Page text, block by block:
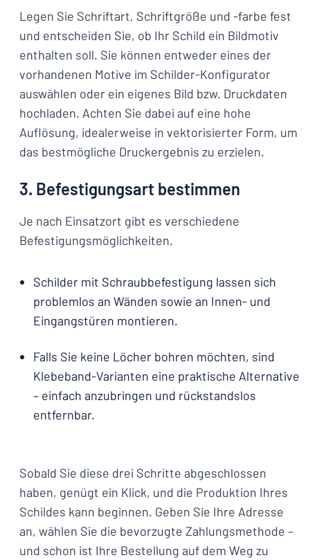
Legen Sie Schriftart, Schriftgröße und -farbe fest
und entscheiden Sie, ob Ihr Schild ein Bildmotiv
enthalten soll. Sie können entweder eines der
vorhandenen Motive im Schilder-Konfigurator
auswählen oder ein eigenes Bild bzw. Druckdaten
hochladen. Achten Sie dabei auf eine hohe
Auflösung, idealerweise in vektorisierter Form, um
das bestmögliche Druckergebnis zu erzielen.
3. Befestigungsart bestimmen
Je nach Einsatzort gibt es verschiedene
Befestigungsmöglichkeiten.
Schilder mit Schraubbefestigung lassen sich
problemlos an Wänden sowie an Innen- und
Eingangstüren montieren.
Falls Sie keine Löcher bohren möchten, sind
Klebeband-Varianten eine praktische Alternative
– einfach anzubringen und rückstandslos
entfernbar.
Sobald Sie diese drei Schritte abgeschlossen
haben, genügt ein Klick, und die Produktion Ihres
Schildes kann beginnen. Geben Sie Ihre Adresse
an, wählen Sie die bevorzugte Zahlungsmethode –
und schon ist Ihre Bestellung auf dem Weg zu